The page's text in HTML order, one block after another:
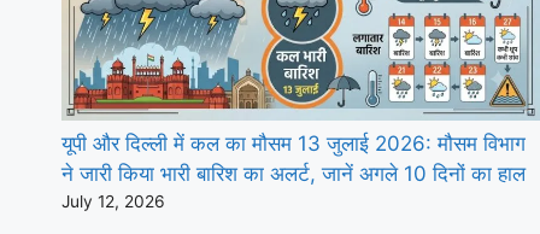
यूपी और दिल्ली में कल का मौसम 13 जुलाई 2026: मौसम विभाग
ने जारी किया भारी बारिश का अलर्ट, जानें अगले 10 दिनों का हाल
July 12, 2026